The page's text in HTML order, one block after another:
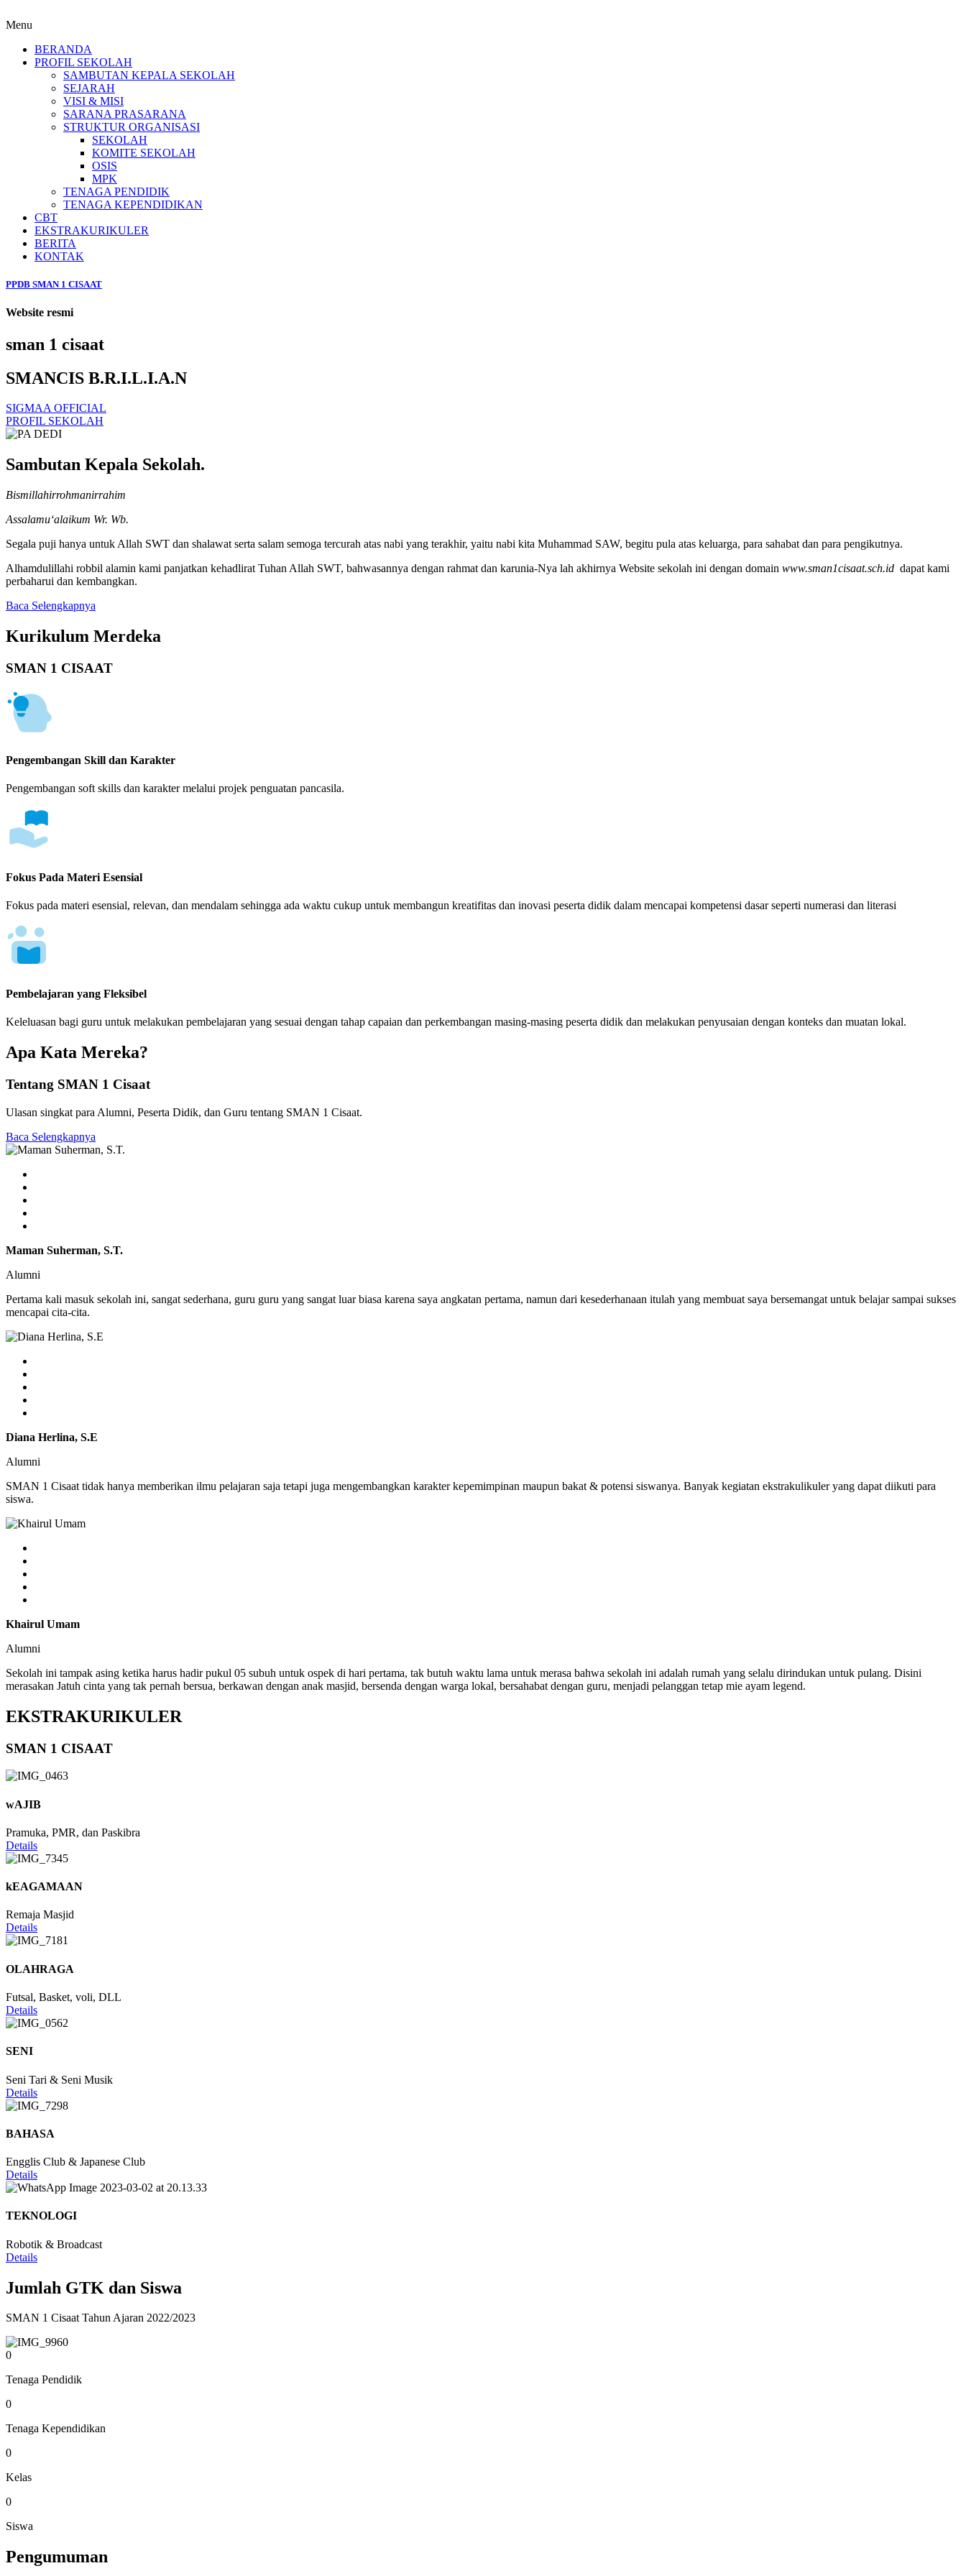
Menu
BERANDA
PROFIL SEKOLAH
SAMBUTAN KEPALA SEKOLAH
SEJARAH
VISI & MISI
SARANA PRASARANA
STRUKTUR ORGANISASI
SEKOLAH
KOMITE SEKOLAH
OSIS
MPK
TENAGA PENDIDIK
TENAGA KEPENDIDIKAN
CBT
EKSTRAKURIKULER
BERITA
KONTAK
PPDB SMAN 1 CISAAT
Website resmi
sman 1 cisaat
SMANCIS B.R.I.L.I.A.N
SIGMAA OFFICIAL
PROFIL SEKOLAH
Sambutan Kepala Sekolah.
Bismillahirrohmanirrahim
Assalamu‘alaikum Wr. Wb.
Segala puji hanya untuk Allah SWT dan shalawat serta salam semoga tercurah atas nabi yang terakhir, yaitu nabi kita Muhammad SAW, begitu pula atas keluarga, para sahabat dan para pengikutnya.
Alhamdulillahi robbil alamin kami panjatkan kehadlirat Tuhan Allah SWT, bahwasannya dengan rahmat dan karunia-Nya lah akhirnya Website sekolah ini dengan domain www.sman1cisaat.sch.id dapat kami
perbaharui dan kembangkan.
Baca Selengkapnya
Kurikulum Merdeka
SMAN 1 CISAAT
Pengembangan Skill dan Karakter
Pengembangan soft skills dan karakter melalui projek penguatan pancasila.
Fokus Pada Materi Esensial
Fokus pada materi esensial, relevan, dan mendalam sehingga ada waktu cukup untuk membangun kreatifitas dan inovasi peserta didik dalam mencapai kompetensi dasar seperti numerasi dan literasi
Pembelajaran yang Fleksibel
Keleluasan bagi guru untuk melakukan pembelajaran yang sesuai dengan tahap capaian dan perkembangan masing-masing peserta didik dan melakukan penyusaian dengan konteks dan muatan lokal.
Apa Kata Mereka?
Tentang SMAN 1 Cisaat
Ulasan singkat para Alumni, Peserta Didik, dan Guru tentang SMAN 1 Cisaat.
Baca Selengkapnya
Maman Suherman, S.T.
Alumni
Pertama kali masuk sekolah ini, sangat sederhana, guru guru yang sangat luar biasa karena saya angkatan pertama, namun dari kesederhanaan itulah yang membuat saya bersemangat untuk belajar sampai sukses
mencapai cita-cita.
Diana Herlina, S.E
Alumni
SMAN 1 Cisaat tidak hanya memberikan ilmu pelajaran saja tetapi juga mengembangkan karakter kepemimpinan maupun bakat & potensi siswanya. Banyak kegiatan ekstrakulikuler yang dapat diikuti para
siswa.
Khairul Umam
Alumni
Sekolah ini tampak asing ketika harus hadir pukul 05 subuh untuk ospek di hari pertama, tak butuh waktu lama untuk merasa bahwa sekolah ini adalah rumah yang selalu dirindukan untuk pulang. Disini
merasakan Jatuh cinta yang tak pernah bersua, berkawan dengan anak masjid, bersenda dengan warga lokal, bersahabat dengan guru, menjadi pelanggan tetap mie ayam legend.
EKSTRAKURIKULER
SMAN 1 CISAAT
wAJIB
Pramuka, PMR, dan Paskibra
Details
kEAGAMAAN
Remaja Masjid
Details
OLAHRAGA
Futsal, Basket, voli, DLL
Details
SENI
Seni Tari & Seni Musik
Details
BAHASA
Engglis Club & Japanese Club
Details
TEKNOLOGI
Robotik & Broadcast
Details
Jumlah GTK dan Siswa
SMAN 1 Cisaat Tahun Ajaran 2022/2023
0
Tenaga Pendidik
0
Tenaga Kependidikan
0
Kelas
0
Siswa
Pengumuman